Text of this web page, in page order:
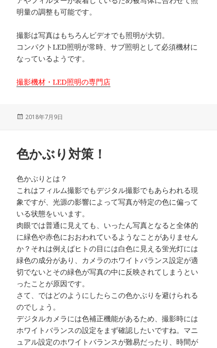
明量の調整も可能です。
撮影は写真はもちろんビデオでも照明が大切。
コンパクトLED照明が常時、サブ照明として必須機材に
なっているようです。
撮影機材・LED照明の専門店
投
2018年7月9日
色かぶり対策！
色かぶりとは？
これはフィルム撮影でもデジタル撮影でもあらわれる現
象ですが、光源の影響によって写真が特定の色に偏って
いる状態をいいます。
肉眼では普通に見えても、いったん写真となると全体的
に緑色や赤色におおわれているようなことがありません
か？それは例えばヒトの目には白色に見える蛍光灯には
緑色の成分があり、カメラのホワイトバランス設定が適
切でないとその緑色が写真の中に反映されてしまうとい
ったことが原因です。
さて、ではどのようにしたらこの色かぶりを避けられる
のでしょう。
デジタルカメラには色補正機能があるため、撮影時には
ホワイトバランスの設定をまず確認したいですね。マニ
ュアル設定のホワイトバランスが難易だったり、時間が